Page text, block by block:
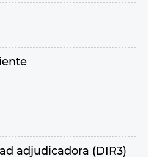
adjudicadora (DIR3)